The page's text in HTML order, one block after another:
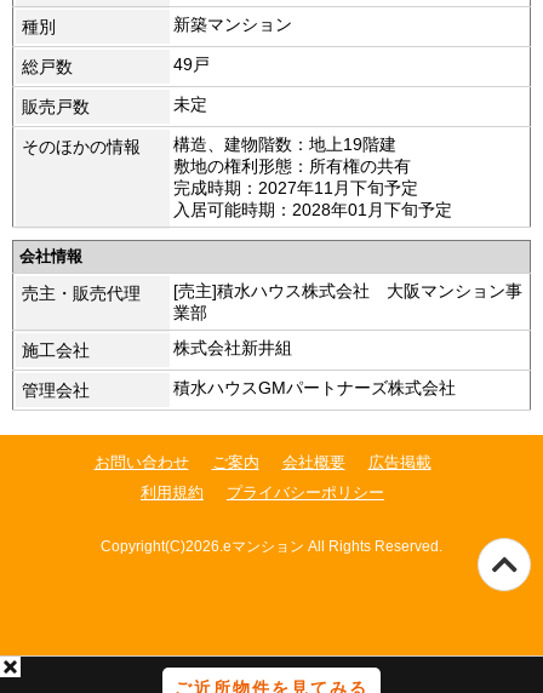
ご近所物件を見てみる
種別
新築マンション
総戸数 49戸
販売戸数 未定
そのほかの情報
構造、建物階数：地上19階建
敷地の権利形態：所有権の共有
完成時期：2027年11月下旬予定
入居可能時期：2028年01月下旬予定
会社情報
売主・販売代理
[売主]積水ハウス株式会社 大阪マンション事
業部
施工会社
株式会社新井組
管理会社 積水ハウスGMパートナーズ株式会社
お問い合わせ ご案内 会社概要
広告掲載
利用規約
プライバシーポリシー
Copyright(C)2026.eマンション All Rights Reserved.